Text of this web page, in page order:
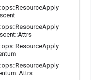
ops::ResourceApply
ops::ResourceApply
::Attrs
ops::ResourceApply
ops::ResourceApply
::Attrs